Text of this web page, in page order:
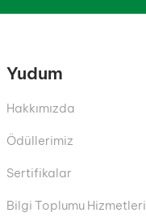
Yudum
Hakkımızda
Ödüllerimiz
Sertifikalar
Bilgi Toplumu Hizmetleri